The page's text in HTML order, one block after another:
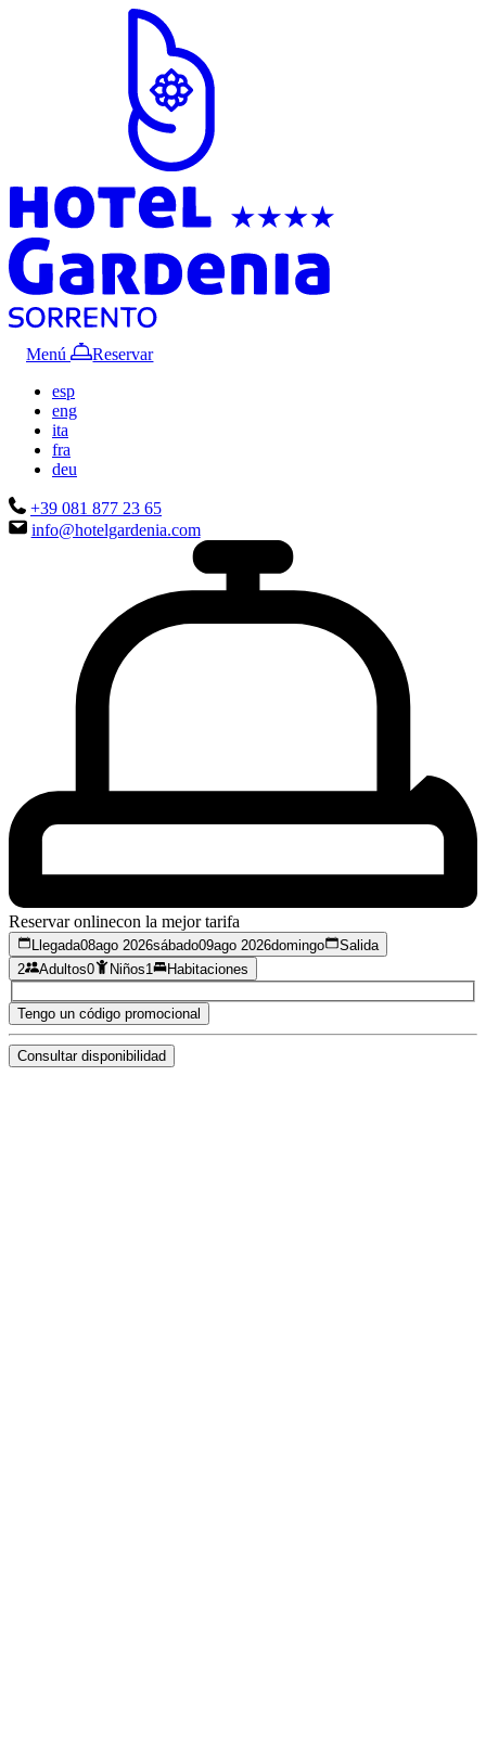
Menú
Reservar
esp
eng
ita
fra
deu
+39 081 877 23 65
info@hotelgardenia.com
Reservar onlinecon la mejor tarifa
Llegada08ago 2026sábado09ago 2026domingo
Salida
2
Adultos0 Niños1 Habitaciones
Tengo un código promocional
Consultar disponibilidad